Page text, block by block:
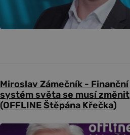
Miroslav Zámečník - Finanční
systém světa se musí změnit
(OFFLINE Štěpána Křečka)